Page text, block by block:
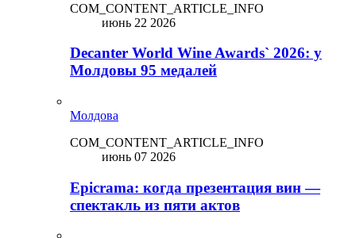
COM_CONTENT_ARTICLE_INFO
июнь 22 2026
Decanter World Wine Awards` 2026: у
Молдовы 95 медалей
Молдова
COM_CONTENT_ARTICLE_INFO
июнь 07 2026
Epicrama: когда презентация вин —
спектакль из пяти актов